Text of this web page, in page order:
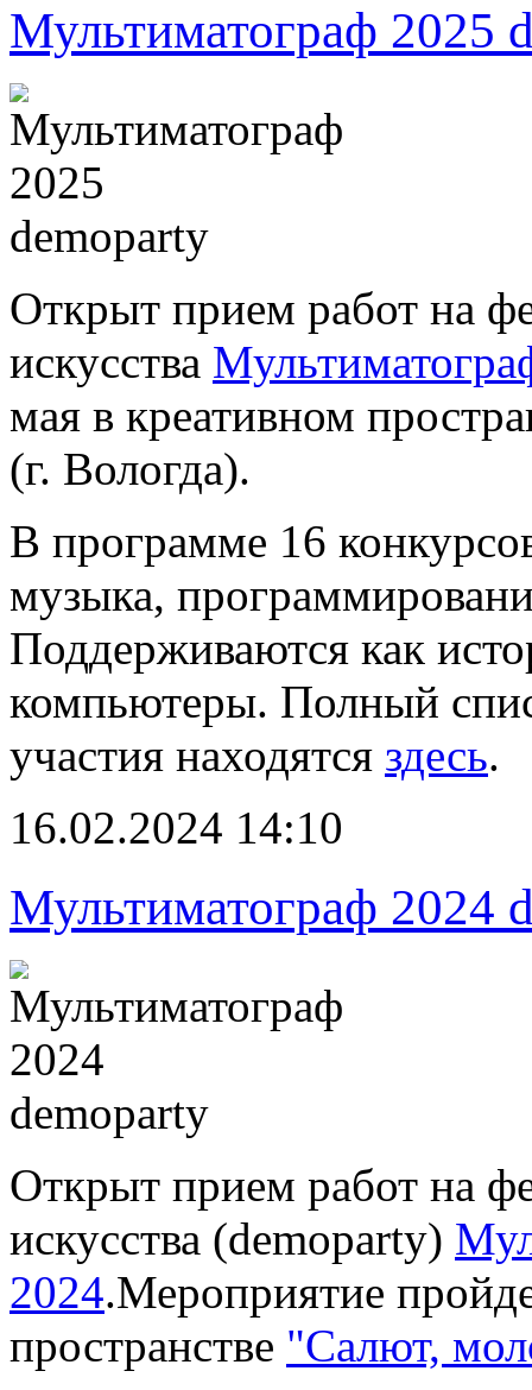
Мультиматограф 2025
Открыт прием работ на
искусства
мая в креативном
(г. Вологда).
В программе 16
музыка,
Поддерживаются как
компьютеры. Полный
участия находятся здесь.
16.02.2024 14:10
Мультиматограф 2024
Открыт прием работ на
искусства (demoparty)
2024.Мероприятие
пространстве "Салют,